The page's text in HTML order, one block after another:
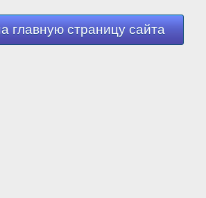
главную страницу сайта